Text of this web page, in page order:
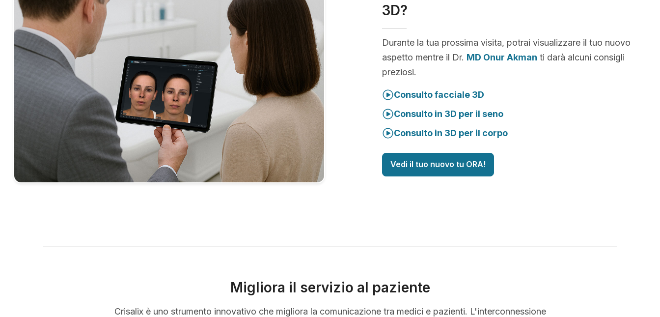
3D?
Durante la tua prossima visita, potrai visualizzare il tuo nuovo
aspetto mentre il Dr. MD Onur Akman ti darà alcuni consigli
preziosi.
Consulto facciale 3D
Consulto in 3D per il seno
Consulto in 3D per il corpo
Vedi il tuo nuovo tu ORA!
Migliora il servizio al paziente
Crisalix è uno strumento innovativo che migliora la comunicazione tra medici e pazienti. L'interconnessione